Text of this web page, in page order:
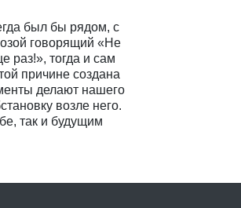
был бы рядом, с
говорящий «Не
раз!», тогда и сам
причине создана
делают нашего
возле него.
так и будущим